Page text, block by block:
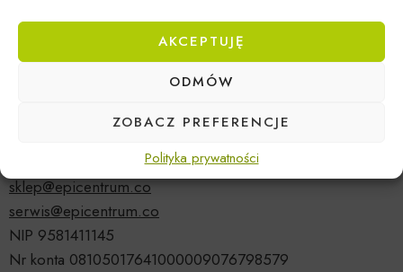
AKCEPTUJĘ
ODMÓW
ZOBACZ PREFERENCJE
Polityka prywatności
Epicentrum Gdynia Wielki Kack
ul. Druskiennicka 20a
sklep@epicentrum.co
serwis@epicentrum.co
NIP 9581411145
Nr konta 08105017641000009076798579